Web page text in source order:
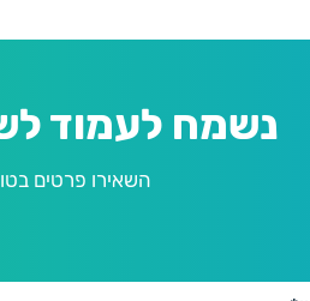
נשמח לעמוד
השאירו פרטים